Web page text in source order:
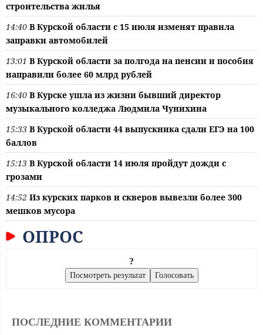
строительства жилья
14:40 В Курской области с 15 июля изменят правила
заправки автомобилей
13:01 В Курской области за полгода на пенсии и пособия
направили более 60 млрд рублей
16:40 В Курске ушла из жизни бывший директор
музыкального колледжа Людмила Чунихина
15:33 В Курской области 44 выпускника сдали ЕГЭ на 100
баллов
15:13 В Курской области 14 июля пройдут дожди с
грозами
14:52 Из курских парков и скверов вывезли более 300
мешков мусора
ОПРОС
?
ПОСЛЕДНИЕ КОММЕНТАРИИ